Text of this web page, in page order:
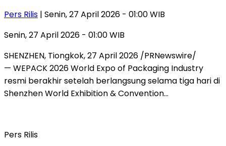
Pers Rilis | Senin, 27 April 2026 - 01:00 WIB
Senin, 27 April 2026 - 01:00 WIB
SHENZHEN, Tiongkok, 27 April 2026 /PRNewswire/
— WEPACK 2026 World Expo of Packaging Industry
resmi berakhir setelah berlangsung selama tiga hari di
Shenzhen World Exhibition & Convention…
Pers Rilis